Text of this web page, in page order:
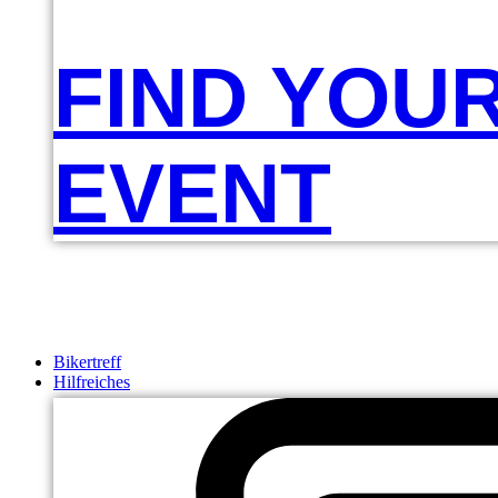
FIND
EVENT
Bikertreff
Hilfreiches